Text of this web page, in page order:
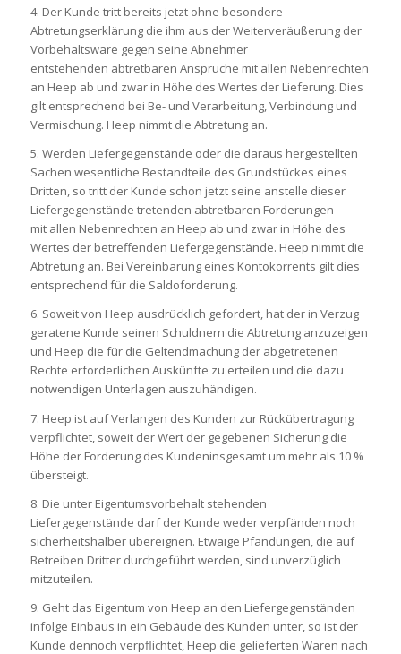
4. Der Kunde tritt bereits jetzt ohne besondere
Abtretungserklärung die ihm aus der Weiterveräußerung der
Vorbehaltsware gegen seine Abnehmer
entstehenden abtretbaren Ansprüche mit allen Nebenrechten
an Heep ab und zwar in Höhe des Wertes der Lieferung. Dies
gilt entsprechend bei Be- und Verarbeitung, Verbindung und
Vermischung. Heep nimmt die Abtretung an.
5. Werden Liefergegenstände oder die daraus hergestellten
Sachen wesentliche Bestandteile des Grundstückes eines
Dritten, so tritt der Kunde schon jetzt seine anstelle dieser
Liefergegenstände tretenden abtretbaren Forderungen
mit allen Nebenrechten an Heep ab und zwar in Höhe des
Wertes der betreffenden Liefergegenstände. Heep nimmt die
Abtretung an. Bei Vereinbarung eines Kontokorrents gilt dies
entsprechend für die Saldoforderung.
6. Soweit von Heep ausdrücklich gefordert, hat der in Verzug
geratene Kunde seinen Schuldnern die Abtretung anzuzeigen
und Heep die für die Geltendmachung der abgetretenen
Rechte erforderlichen Auskünfte zu erteilen und die dazu
notwendigen Unterlagen auszuhändigen.
7. Heep ist auf Verlangen des Kunden zur Rückübertragung
verpflichtet, soweit der Wert der gegebenen Sicherung die
Höhe der Forderung des Kundeninsgesamt um mehr als 10 %
übersteigt.
8. Die unter Eigentumsvorbehalt stehenden
Liefergegenstände darf der Kunde weder verpfänden noch
sicherheitshalber übereignen. Etwaige Pfändungen, die auf
Betreiben Dritter durchgeführt werden, sind unverzüglich
mitzuteilen.
9. Geht das Eigentum von Heep an den Liefergegenständen
infolge Einbaus in ein Gebäude des Kunden unter, so ist der
Kunde dennoch verpflichtet, Heep die gelieferten Waren nach